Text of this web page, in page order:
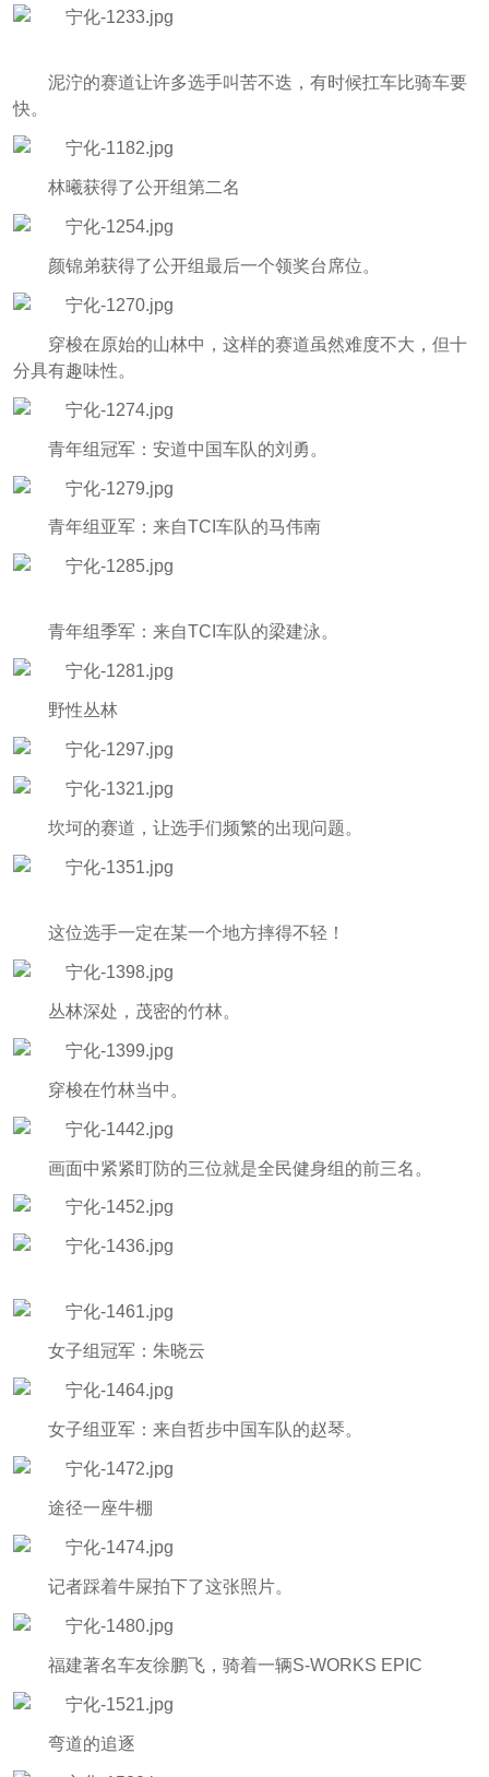
泥泞的赛道让许多选手叫苦不迭，有时候扛车比骑车要
快。
林曦获得了公开组第二名
颜锦弟获得了公开组最后一个领奖台席位。
穿梭在原始的山林中，这样的赛道虽然难度不大，但十
分具有趣味性。
青年组冠军：安道中国车队的刘勇。
青年组亚军：来自TCI车队的马伟南
青年组季军：来自TCI车队的梁建泳。
野性丛林
坎坷的赛道，让选手们频繁的出现问题。
这位选手一定在某一个地方摔得不轻！
丛林深处，茂密的竹林。
穿梭在竹林当中。
画面中紧紧盯防的三位就是全民健身组的前三名。
女子组冠军：朱晓云
女子组亚军：来自哲步中国车队的赵琴。
途径一座牛棚
记者踩着牛屎拍下了这张照片。
福建著名车友徐鹏飞，骑着一辆S-WORKS EPIC
弯道的追逐